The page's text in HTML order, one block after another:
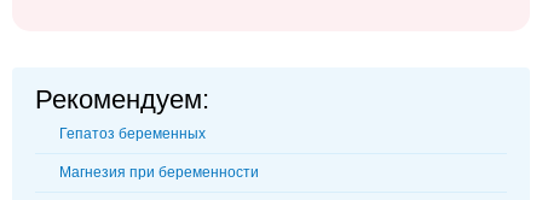
Рекомендуем:
Гепатоз беременных
Магнезия при беременности